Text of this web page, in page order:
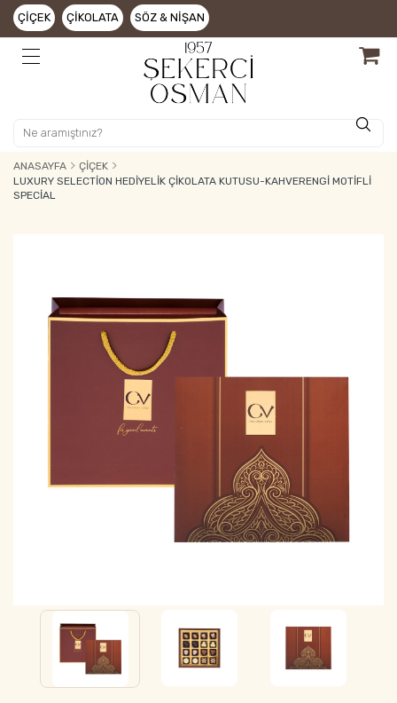
ÇIÇEK ÇIKOLATA SÖZ & NIŞAN
ANASAYFA
ÇIÇEK
LUXURY SELECTION HEDIYELIK ÇIKOLATA KUTUSU-KAHVERENGI MOTIFLI
SPECIAL